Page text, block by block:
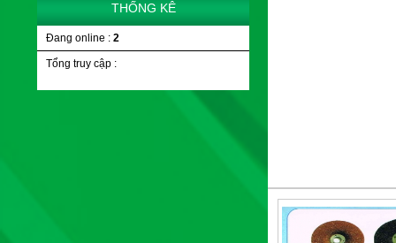
THỐNG KÊ
Đang online : 2
Tổng truy cập :